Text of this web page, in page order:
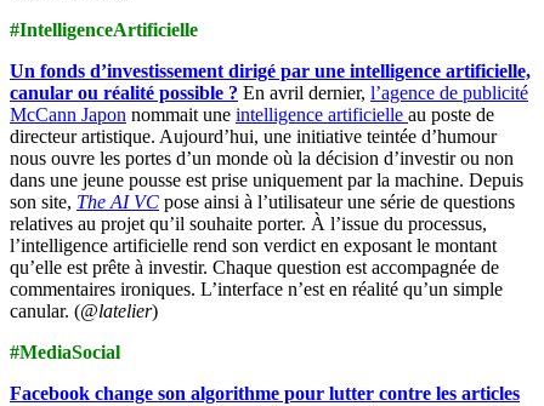
#IntelligenceArtificielle
Un fonds d’investissement dirigé par une intelligence artificielle,
canular ou réalité possible ? En avril dernier, l’agence de publicité
McCann Japon nommait une intelligence artificielle au poste de
directeur artistique. Aujourd’hui, une initiative teintée d’humour
nous ouvre les portes d’un monde où la décision d’investir ou non
dans une jeune pousse est prise uniquement par la machine. Depuis
son site, The AI VC pose ainsi à l’utilisateur une série de questions
relatives au projet qu’il souhaite porter. À l’issue du processus,
l’intelligence artificielle rend son verdict en exposant le montant
qu’elle est prête à investir. Chaque question est accompagnée de
commentaires ironiques. L’interface n’est en réalité qu’un simple
canular. (@latelier)
#MediaSocial
Facebook change son algorithme pour lutter contre les articles